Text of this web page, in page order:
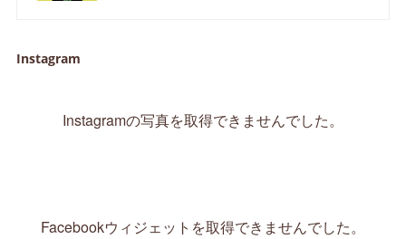
Instagram
Instagramの写真を取得できませんでした。
Facebookウィジェットを取得できませんでした。